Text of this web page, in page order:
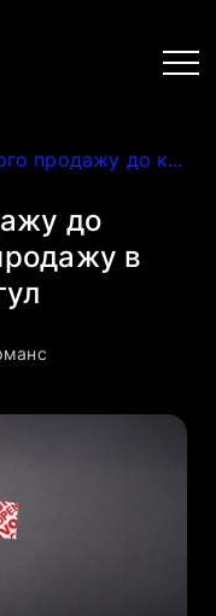
каналу продажу в Google Ads: кейс Янгул
до
в